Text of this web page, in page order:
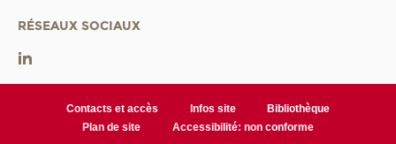
RÉSEAUX SOCIAUX
Contacts et accès Infos site
Bibliothèque
Plan de site
Accessibilité: non conforme